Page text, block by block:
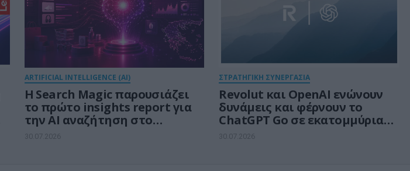
ARTIFICIAL INTELLIGENCE (AI)
Η Search Magic παρουσιάζει
το πρώτο insights report για
την AI αναζήτηση στο
ελληνικό e-commerce
30.07.2026
ΣΤΡΑΤΗΓΙΚΗ ΣΥΝΕΡΓΑΣΙΑ
Revolut και OpenAI ενώνουν
δυνάμεις και φέρνουν το
ChatGPT Go σε εκατομμύρια
πελάτες
30.07.2026